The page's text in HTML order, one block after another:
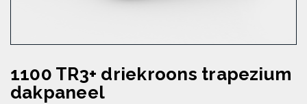
1100 TR3+ driekroons trapezium
dakpaneel